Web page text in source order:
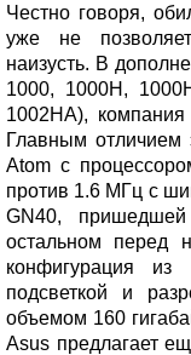
Честно говоря,
уже не
наизусть. В
1000, 1000H,
1002HA),
Главным отличием
Atom с
против 1.6 МГц с
GN40,
остальном перед
конфигурация
подсветкой и
объемом 160
Asus предлагает